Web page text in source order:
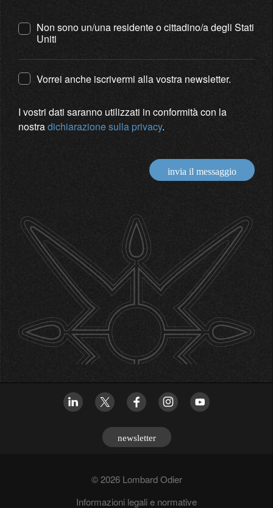
Non sono un/una residente o cittadino/a degli Stati
Uniti
Vorrei anche iscrivermi alla vostra newsletter.
I vostri dati saranno utilizzati in conformità con la
nostradichiarazione sulla privacy.
invia il messaggio
newsletter
© 2026 Lombard Odier
Informazioni legali e normative